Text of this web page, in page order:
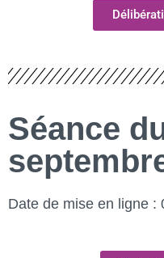
Séance
Date de mise en ligne :